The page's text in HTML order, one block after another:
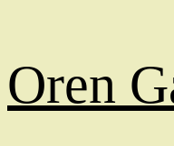
к
содержимому
Oren